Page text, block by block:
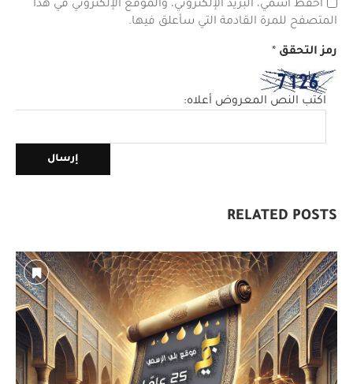
احفظ اسمي، البريد الإلكتروني، والموقع الإلكتروني في هذا
المتصفح للمرة القادمة التي سأعلق فيها.
رمز التحقق *
اكتب النص المعروض أعلاه:
RELATED POSTS